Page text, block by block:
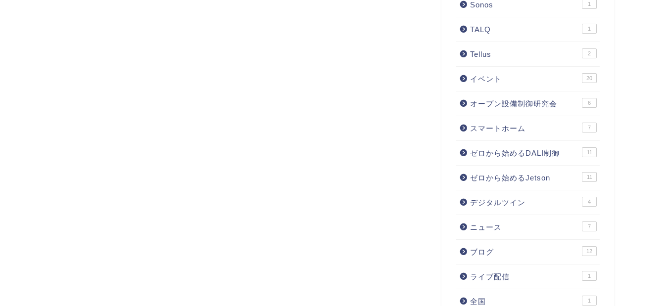
Sonos 1
TALQ 1
Tellus 2
イベント 20
オープン設備制御研究会 6
スマートホーム 7
ゼロから始めるDALI制御 11
ゼロから始めるJetson 11
デジタルツイン 4
ニュース 7
ブログ 12
ライブ配信 1
全国 1